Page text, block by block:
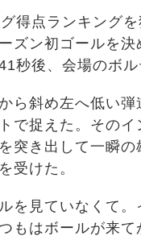
得点ランキング
ズン初ゴールを
秒後、会場のボ
ら斜め左へ低い
で捉えた。その
突き出して一瞬
受けた。
を見ていなくて
もはボールが来